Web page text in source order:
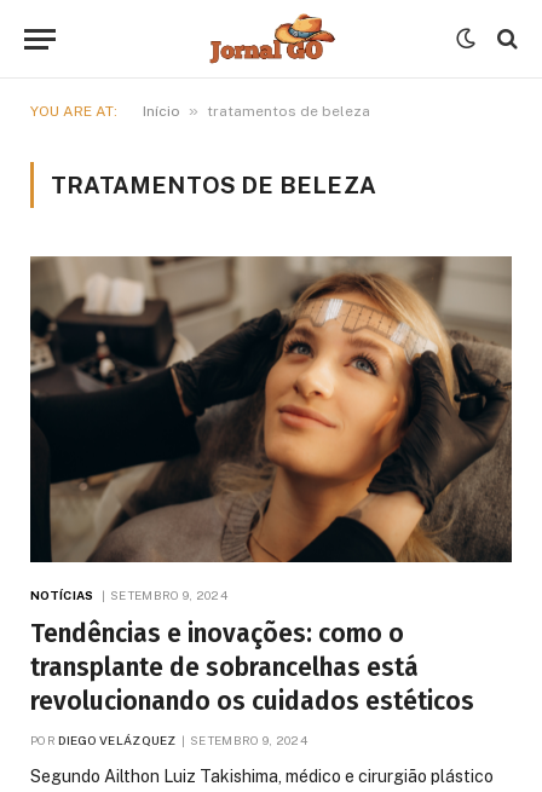
YOU ARE AT: Início » tratamentos de beleza
TRATAMENTOS DE BELEZA
NOTÍCIAS SETEMBRO 9, 2024
Tendências e inovações: como o
transplante de sobrancelhas está
revolucionando os cuidados estéticos
POR DIEGO VELÁZQUEZ SETEMBRO 9, 2024
Segundo Ailthon Luiz Takishima, médico e cirurgião plástico